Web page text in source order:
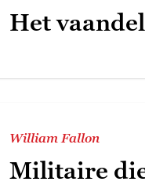
Het
William Fallon
Militaire